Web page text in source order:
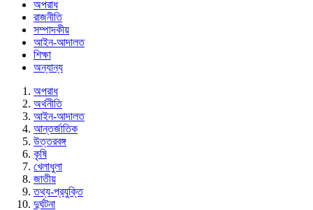
অপরাধ
রাজনীতি
সম্পাদকীয়
আইন-আদালত
শিক্ষা
অন্যান্য
অপরাধ
অর্থনীতি
আইন-আদালত
আন্তর্জাতিক
উত্তরবঙ্গ
কৃষি
খেলাধুলা
জাতীয়
তথ্য-প্রযুক্তি
দুর্ঘটনা